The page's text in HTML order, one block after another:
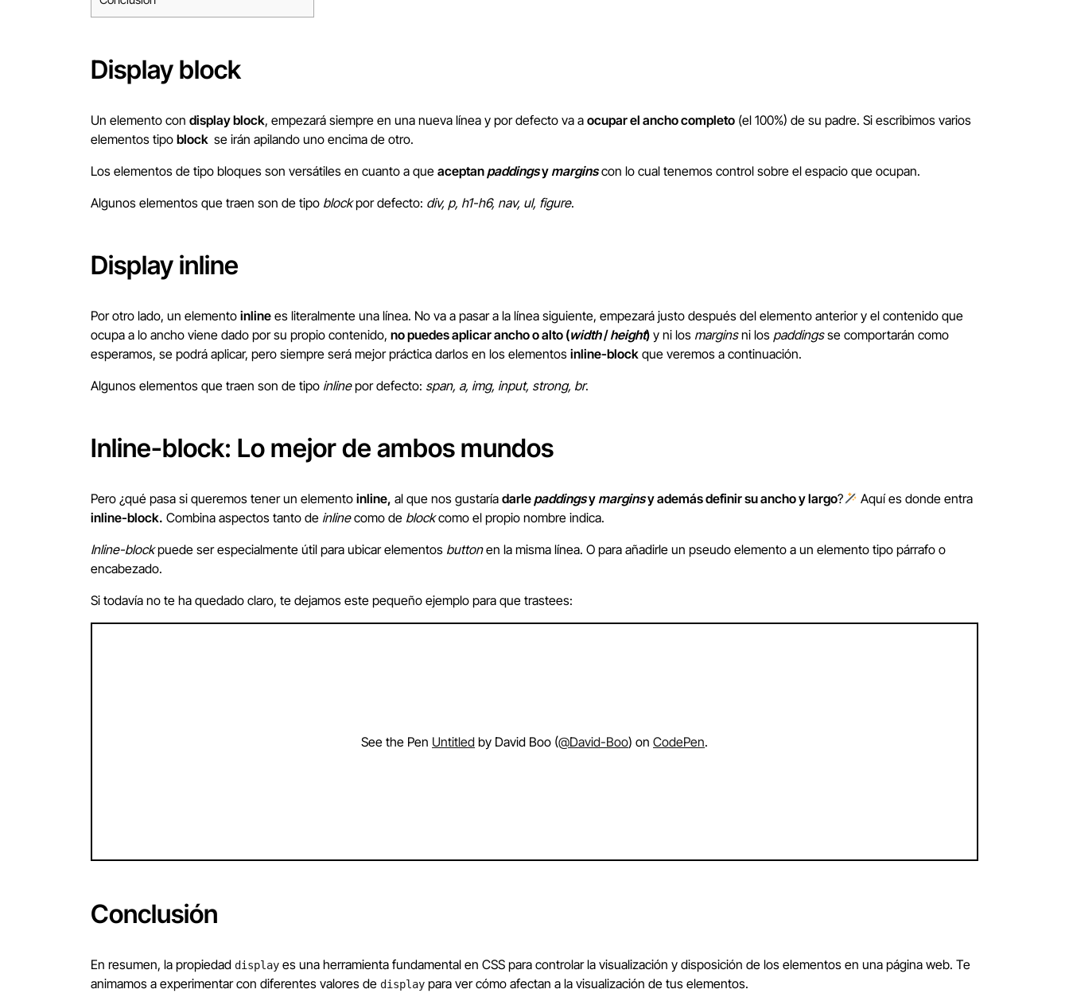
Display block
Un elemento con display block, empezará siempre en una nueva línea y por defecto va a ocupar el ancho completo (el 100%) de su padre. Si escribimos varios
elementos tipo block se irán apilando uno encima de otro.
Los elementos de tipo bloques son versátiles en cuanto a que aceptanpaddingsymargins con lo cual tenemos control sobre el espacio que ocupan.
Algunos elementos que traen son de tipo blockpor defecto: div, p, h1-h6, nav, ul, figure.
Display inline
Por otro lado, un elemento inline es literalmente una línea. No va a pasar a la línea siguiente, empezará justo después del elemento anterior y el contenido que
ocupa a lo ancho viene dado por su propio contenido, no puedes aplicar ancho o alto (width/height) y ni los marginsni los paddingsse comportarán como
esperamos, se podrá aplicar, pero siempre será mejor práctica darlos en los elementos inline-block que veremos a continuación.
Algunos elementos que traen son de tipo inlinepor defecto: span, a, img, input, strong, br.
Inline-block: Lo mejor de ambos mundos
Pero ¿qué pasa si queremos tener un elemento inline, al que nos gustaría darlepaddingsymarginsy además definir su ancho y largo?
Aquí es donde entra
inline-block. Combina aspectos tanto de inlinecomo de blockcomo el propio nombre indica.
Inline-blockpuede ser especialmente útil para ubicar elementos buttonen la misma línea. O para añadirle un pseudo elemento a un elemento tipo párrafo o
encabezado.
Si todavía no te ha quedado claro, te dejamos este pequeño ejemplo para que trastees:
See the Pen Untitled by David Boo (@David-Boo) on CodePen.
Conclusión
En resumen, la propiedad display es una herramienta fundamental en CSS para controlar la visualización y disposición de los elementos en una página web. Te
animamos a experimentar con diferentes valores de display para ver cómo afectan a la visualización de tus elementos.